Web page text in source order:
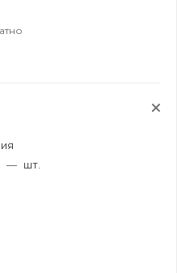
— шт.